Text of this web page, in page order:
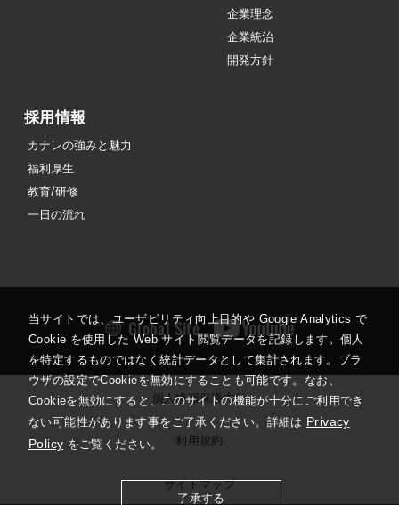
企業理念
企業統治
開発方針
採用情報
カナレの強みと魅力
福利厚生
教育/研修
一日の流れ
Global Site
個人情報保護方針
利用規約
サイトマップ
当サイトでは、ユーザビリティ向上目的や Google Analytics で
Cookie を使用した Web サイト閲覧データを記録します。個人
を特定するものではなく統計データとして集計されます。ブラ
ウザの設定でCookieを無効にすることも可能です。なお、
Cookieを無効にすると、このサイトの機能が十分にご利用でき
ない可能性があります事をご了承ください。詳細は Privacy
Policy をご覧ください。
了承する